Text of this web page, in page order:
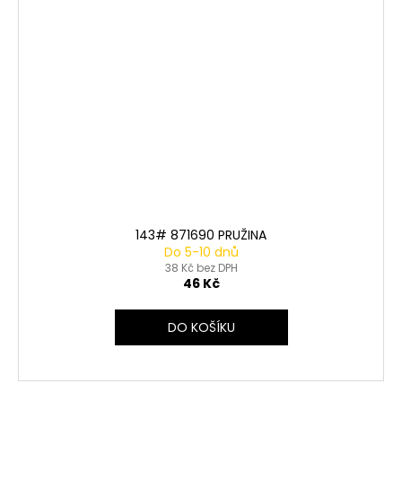
143# 871690 PRUŽINA
Do 5-10 dnů
38 Kč bez DPH
46 Kč
DO KOŠÍKU